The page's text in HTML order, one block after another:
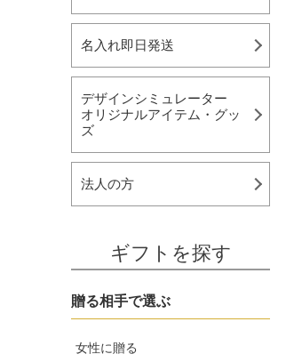
名入れ即日発送
デザインシミュレーター
オリジナルアイテム・グッ
ズ
法人の方
ギフトを探す
贈る相手で選ぶ
女性に贈る